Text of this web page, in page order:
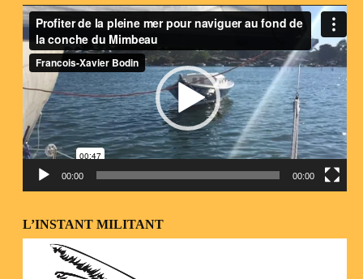
Lecteur
vidéo
00:00 00:00
L’INSTANT MILITANT